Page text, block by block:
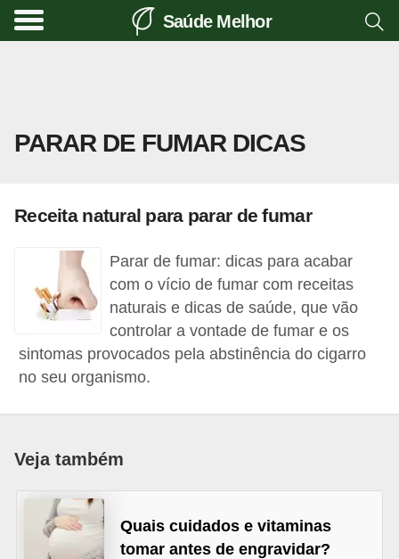
Saúde Melhor
PARAR DE FUMAR DICAS
Receita natural para parar de fumar
Parar de fumar: dicas para acabar
com o vício de fumar com receitas
naturais e dicas de saúde, que vão
controlar a vontade de fumar e os
sintomas provocados pela abstinência do cigarro
no seu organismo.
Veja também
Quais cuidados e vitaminas
tomar antes de engravidar?
A
i
d
í
i
c
a
B
e
e